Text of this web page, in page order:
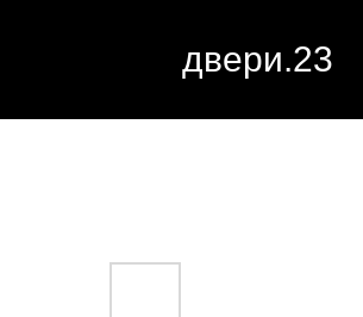
двери.23